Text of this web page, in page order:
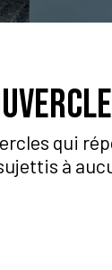
qui
à